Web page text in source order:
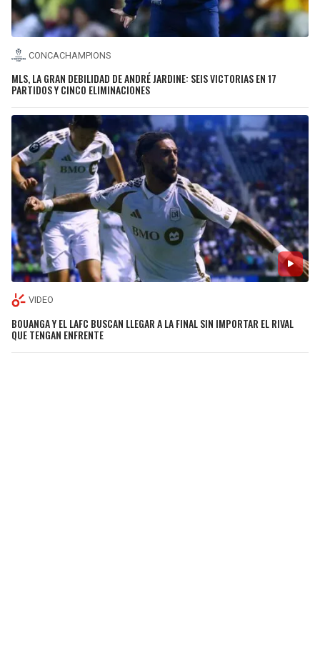
CONCACHAMPIONS
MLS, LA GRAN DEBILIDAD DE ANDRÉ JARDINE: SEIS VICTORIAS EN 17
PARTIDOS Y CINCO ELIMINACIONES
VIDEO
BOUANGA Y EL LAFC BUSCAN LLEGAR A LA FINAL SIN IMPORTAR EL RIVAL
QUE TENGAN ENFRENTE